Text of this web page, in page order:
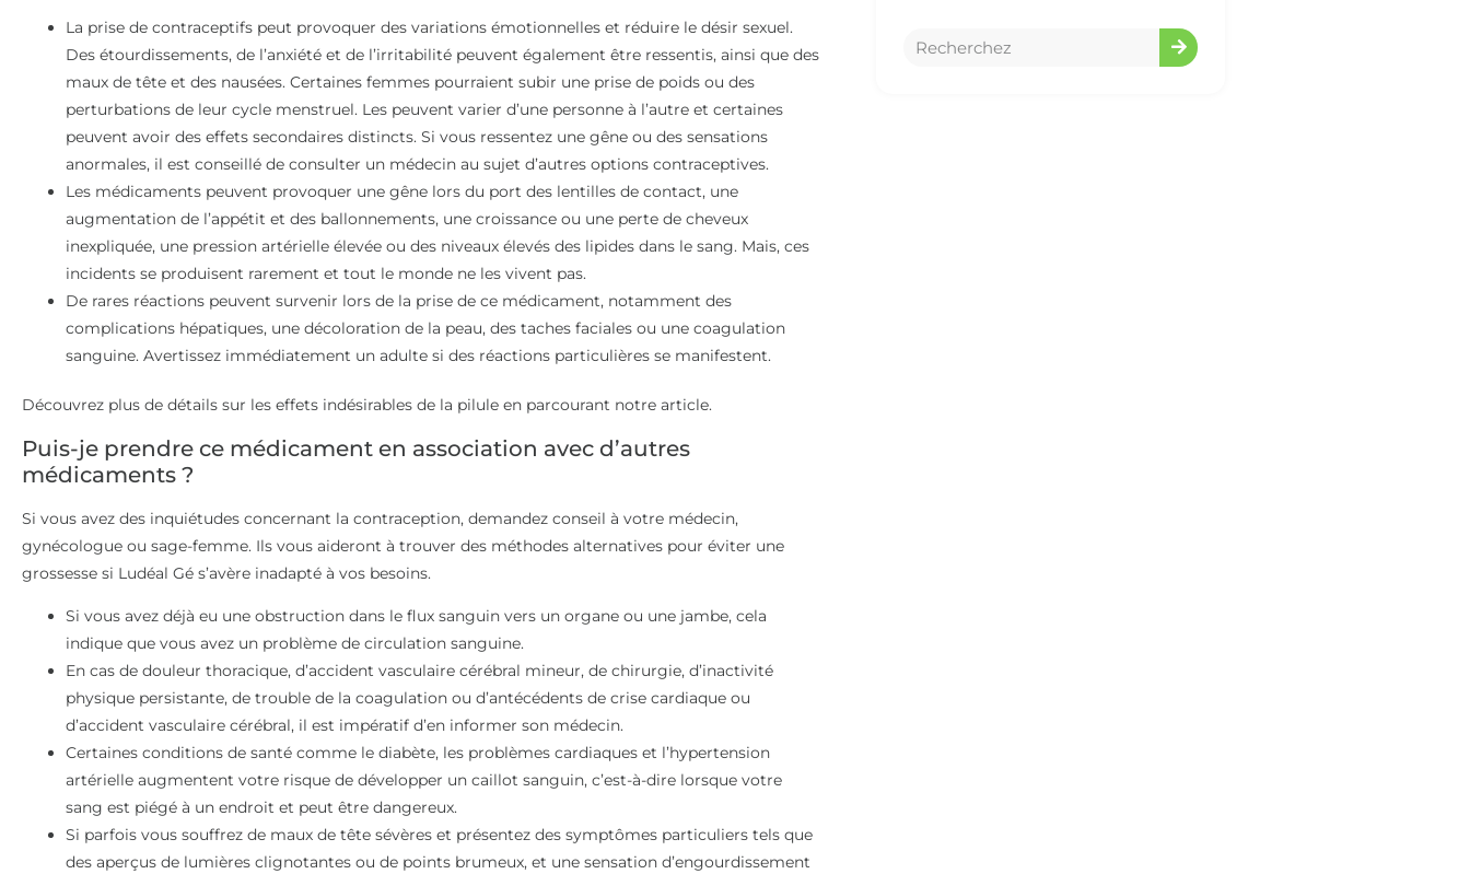
La prise de contraceptifs peut provoquer des variations émotionnelles et réduire le désir sexuel.
Des étourdissements, de l’anxiété et de l’irritabilité peuvent également être ressentis, ainsi que des
maux de tête et des nausées. Certaines femmes pourraient subir une prise de poids ou des
perturbations de leur cycle menstruel. Les peuvent varier d’une personne à l’autre et certaines
peuvent avoir des effets secondaires distincts. Si vous ressentez une gêne ou des sensations
anormales, il est conseillé de consulter un médecin au sujet d’autres options contraceptives.
Les médicaments peuvent provoquer une gêne lors du port des lentilles de contact, une
augmentation de l’appétit et des ballonnements, une croissance ou une perte de cheveux
inexpliquée, une pression artérielle élevée ou des niveaux élevés des lipides dans le sang. Mais, ces
incidents se produisent rarement et tout le monde ne les vivent pas.
De rares réactions peuvent survenir lors de la prise de ce médicament, notamment des
complications hépatiques, une décoloration de la peau, des taches faciales ou une coagulation
sanguine. Avertissez immédiatement un adulte si des réactions particulières se manifestent.
Découvrez plus de détails sur les effets indésirables de la pilule en parcourant notre article.
Puis-je prendre ce médicament en association avec d’autres
médicaments ?
Si vous avez des inquiétudes concernant la contraception, demandez conseil à votre médecin,
gynécologue ou sage-femme. Ils vous aideront à trouver des méthodes alternatives pour éviter une
grossesse si Ludéal Gé s’avère inadapté à vos besoins.
Si vous avez déjà eu une obstruction dans le flux sanguin vers un organe ou une jambe, cela
indique que vous avez un problème de circulation sanguine.
En cas de douleur thoracique, d’accident vasculaire cérébral mineur, de chirurgie, d’inactivité
physique persistante, de trouble de la coagulation ou d’antécédents de crise cardiaque ou
d’accident vasculaire cérébral, il est impératif d’en informer son médecin.
Certaines conditions de santé comme le diabète, les problèmes cardiaques et l’hypertension
artérielle augmentent votre risque de développer un caillot sanguin, c’est-à-dire lorsque votre
sang est piégé à un endroit et peut être dangereux.
Si parfois vous souffrez de maux de tête sévères et présentez des symptômes particuliers tels que
des aperçus de lumières clignotantes ou de points brumeux, et une sensation d’engourdissement